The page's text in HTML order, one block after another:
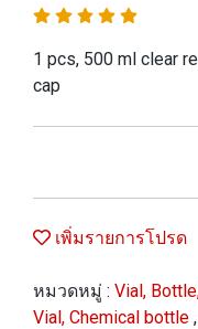
1 pcs, 500 ml clear
cap
เพิ่มรายการโปรด
หมวดหมู่ : Vial,
Vial, Chemical bottle ,